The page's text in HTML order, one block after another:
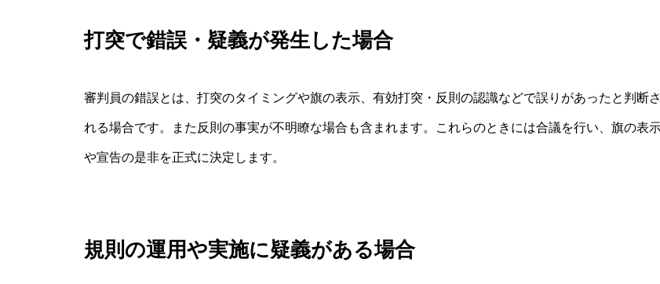
打突で錯誤・疑義が発生した場合
審判員の錯誤とは、打突のタイミングや旗の表示、有効打突・反則の認識などで誤りがあったと判断さ
れる場合です。また反則の事実が不明瞭な場合も含まれます。これらのときには合議を行い、旗の表
や宣告の是非を正式に決定します。
規則の運用や実施に疑義がある場合